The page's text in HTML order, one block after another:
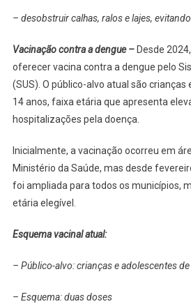
– desobstruir calhas, ralos e lajes,
Vacinação contra a dengue – Desde
oferecer vacina contra a dengue pelo
(SUS). O público-alvo atual são crianças
14 anos, faixa etária que apresenta
hospitalizações pela doença.
Inicialmente, a vacinação ocorreu em
Ministério da Saúde, mas desde
foi ampliada para todos os municípios,
etária elegível.
Esquema vacinal atual:
– Público-alvo: crianças e adolescentes
– Esquema: duas doses